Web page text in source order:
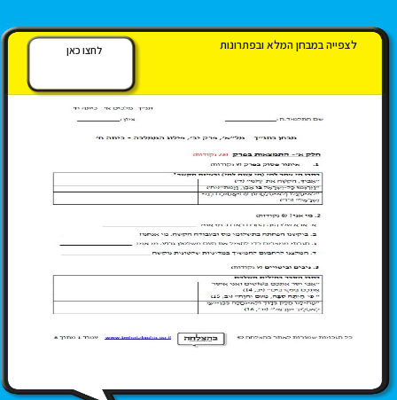
לצפייה במבחן המלא ובפתרונות לחצו כאן